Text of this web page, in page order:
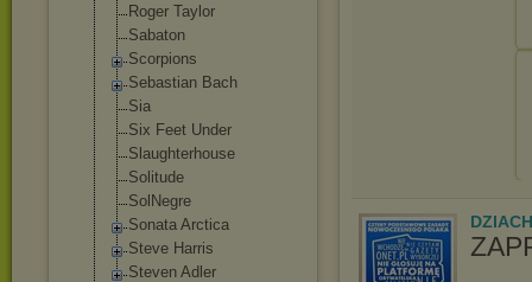
Roger Taylor
Sabaton
Scorpions
Sebastian Bach
Sia
Six Feet Under
Slaughterhouse
Solitude
SolNegre
Sonata Arctica
Steve Harris
Steven Adler